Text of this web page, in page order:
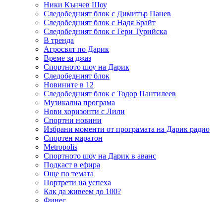
Ники Кънчев Шоу
Следобедният блок с Димитър Панев
Следобедният блок с Надя Брайт
Следобедният блок с Гери Турийска
В тренда
Агросвят по Дарик
Време за джаз
Спортното шоу на Дарик
Следобедният блок
Новините в 12
Следобедният блок с Тодор Пантилеев
Музикална програма
Нови хоризонти с Лили
Спортни новини
Избрани моменти от програмата на Дарик радио
Спортен маратон
Metropolis
Спортното шоу на Дарик в аванс
Подкаст в ефира
Още по темата
Портрети на успеха
Как да живеем до 100?
Финес